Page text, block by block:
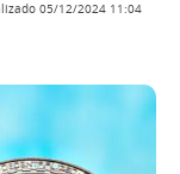
05/12/2024 11:04